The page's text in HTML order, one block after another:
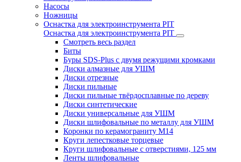
Насосы
Ножницы
Оснастка для электроинструмента PIT
Оснастка для электроинструмента PIT
Смотреть весь раздел
Биты
Буры SDS-Plus c двумя режущими кромками
Диски алмазные для УШМ
Диски отрезные
Диски пильные
Диски пильные твёрдосплавные по дереву
Диски синтетические
Диски универсальные для УШМ
Диски шлифовальные по металлу для УШМ
Коронки по керамограниту M14
Круги лепестковые торцевые
Круги шлифовальные с отверстиями, 125 мм
Ленты шлифовальные